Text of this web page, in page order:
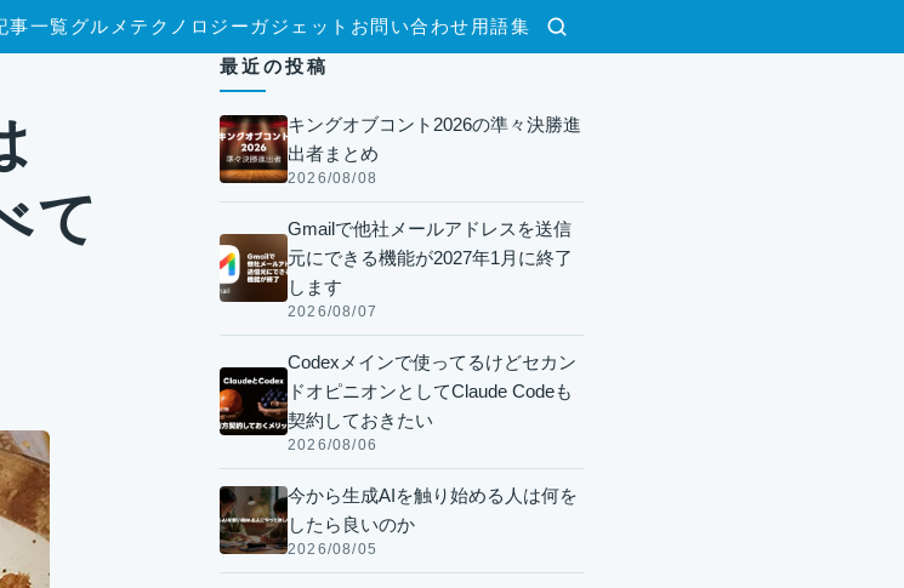
検索
事一覧グルメ テクノロジー ガジェット お問い合わせ 用語集
て
最近の投稿
キングオブコント2026の準々決勝進
出者まとめ
2026/08/08
Gmailで他社メールアドレスを送信
元にできる機能が2027年1月に終了
します
2026/08/07
Codexメインで使ってるけどセカン
ドオピニオンとしてClaude Codeも
契約しておきたい
2026/08/06
今から生成AIを触り始める人は何を
したら良いのか
2026/08/05